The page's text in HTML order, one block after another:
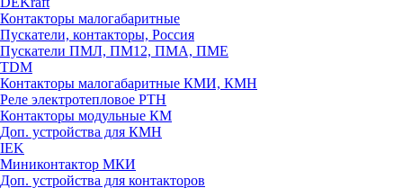
Контакторы малогабаритные
Пускатели, контакторы, Россия
Пускатели ПМЛ, ПМ12, ПМА, ПМЕ
TDM
Контакторы малогабаритные КМИ, КМН
Реле электротепловое РТН
Контакторы модульные КМ
Доп. устройства для КМН
IEK
Миниконтактор МКИ
Доп. устройства для контакторов